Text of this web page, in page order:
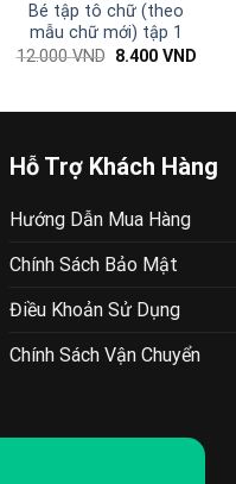
Bé tập tô chữ (theo
mẫu chữ mới) tập 1
12.000VND Giá
8.400 VNDGiá
Hỗ Trợ Khách Hàng
Hướng Dẫn Mua Hàng
Chính Sách Bảo Mật
Điều Khoản Sử Dụng
Chính Sách Vận Chuyển